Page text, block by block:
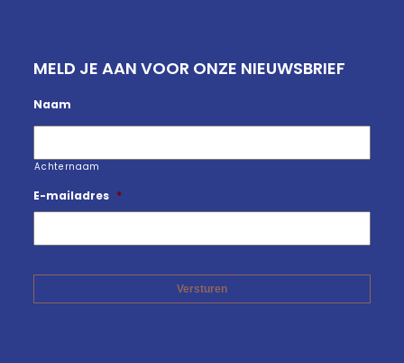
MELD JE AAN VOOR ONZE NIEUWSBRIEF
Naam
Achternaam
E-mailadres *